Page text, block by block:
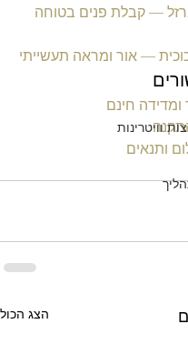
וויטרינות
— קבלת פנים בטוחה
— אור ומראה תעשייתי
חינם
ותנאים
הצג הכול